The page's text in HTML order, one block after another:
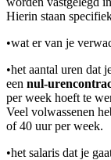
Hierin staan
•wat er van je
•het aantal uren dat
een nul-
per week hoeft te
Veel volwassenen
of 40 uur per week.
•het salaris dat je